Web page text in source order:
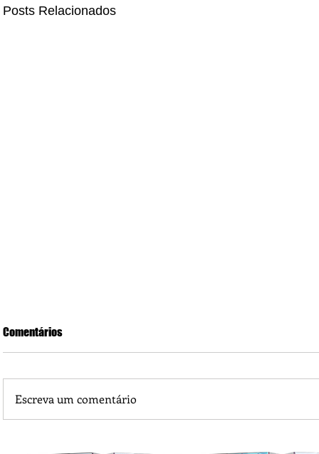
Posts Relacionados
Comentários
Escreva um comentário